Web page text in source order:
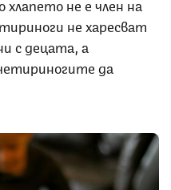
не харесват
с децата, а
да